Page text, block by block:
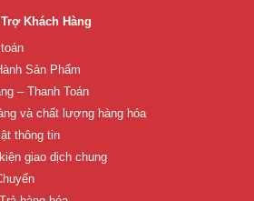
Khách Hàng
Sản Phẩm
– Thanh Toán
và chất lượng hàng hóa
thông tin
giao dịch chung